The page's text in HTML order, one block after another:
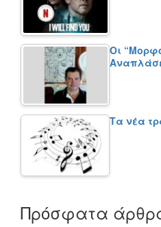
Οι
Τα νέα
Πρόσφατα